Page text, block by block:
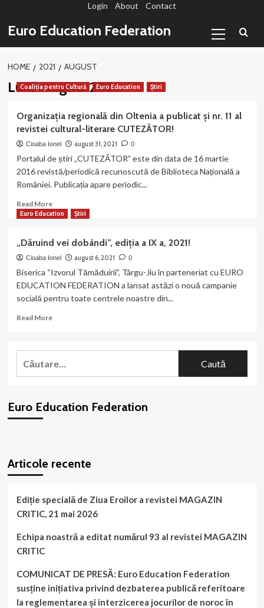
conținut
Login About Contact
Euro Education Federation
Menu
HOME 2021 AUGUST
Lună:august 2021
Coaliția pentru Cultură Euro Education Știri
Organizația regională din Oltenia a publicat și nr. 11 al
revistei cultural-literare CUTEZĂTOR!
Cioaba Ionel august 31, 2021 0
Portalul de știri „CUTEZĂTOR” este din data de 16 martie
2016 revistă/periodică recunoscută de Biblioteca Națională a
României. Publicația apare periodic...
Read MoreRead
more
regională
din
Oltenia
a
și
literare
Euro Education Știri
„Dăruind vei dobândi”, ediția a IX a, 2021!
Cioaba Ionel august 6, 2021 0
Biserica “Izvorul Tămăduirii”, Târgu-Jiu în parteneriat cu EURO
EDUCATION FEDERATION a lansat astăzi o nouă campanie
socială pentru toate centrele noastre din...
Read MoreRead
„Dăruind
vei
IX
Caută
Euro Education Federation
Articole recente
Ediție specială de Ziua Eroilor a revistei MAGAZIN
CRITIC, 21 mai 2026
Echipa noastră a editat numărul 93 al revistei MAGAZIN
CRITIC
COMUNICAT DE PRESĂ: Euro Education Federation
susține inițiativa privind dezbaterea publică referitoare
la reglementarea și interzicerea jocurilor de noroc în